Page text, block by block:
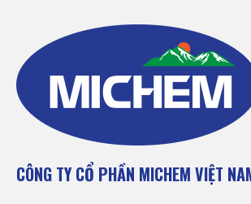
CÔNG TY CỔ PHẦN MICHEM VIỆT